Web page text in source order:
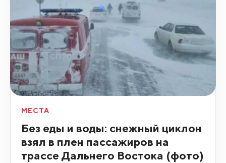
МЕСТА
Без еды и воды: снежный циклон
взял в плен пассажиров на
трассе Дальнего Востока (фото)